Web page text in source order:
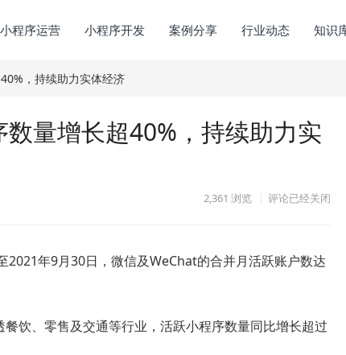
小程序运营 小程序开发 案例分享 行业动态 知识
，持续助力实体经济
量增长超40%，持续助力实
2,361 浏览 评论已经关闭
2021年9月30日，微信及WeChat的合并月活跃账户数达
饮、零售及交通等行业，活跃小程序数量同比增长超过